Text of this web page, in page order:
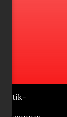
butik-